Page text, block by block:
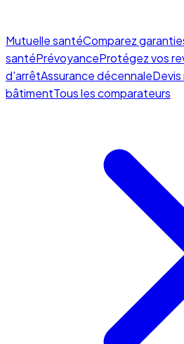
Mutuelle santéComparez
santéPrévoyanceProtégez vos
d'arrêtAssurance décennaleDevis
bâtimentTous les comparateurs